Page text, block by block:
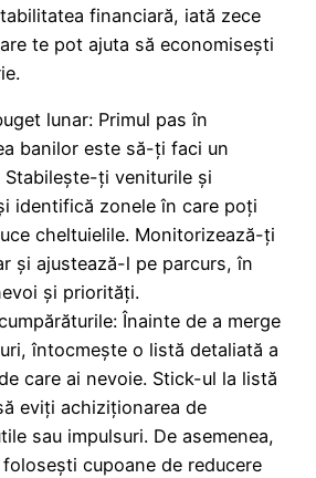
financiară, iată zece
te pot ajuta să economisești
lunar: Primul pas în
banilor este să-ți faci un
Stabilește-ți veniturile și
identifică zonele în care poți
cheltuielile. Monitorizează-ți
și ajustează-l pe parcurs, în
și priorități.
Înainte de a merge
întocmește o listă detaliată a
care ai nevoie. Stick-ul la listă
eviți achiziționarea de
sau impulsuri. De asemenea,
cupoane de reducere